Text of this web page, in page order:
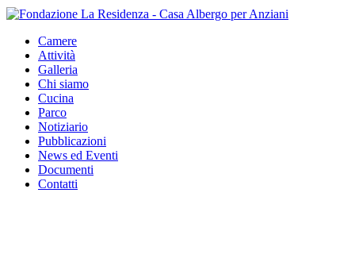
Camere
Attività
Galleria
Chi siamo
Cucina
Parco
Notiziario
Pubblicazioni
News ed Eventi
Documenti
Contatti